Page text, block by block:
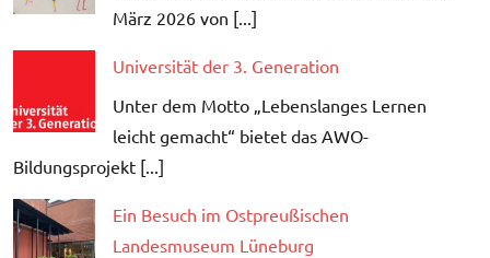
März 2026 von [...]
Universität der 3. Generation
Unter dem Motto „Lebenslanges Lernen
leicht gemacht“ bietet das AWO-
Bildungsprojekt [...]
Ein Besuch im Ostpreußischen
Landesmuseum Lüneburg